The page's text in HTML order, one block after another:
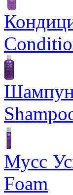
Мусс
Foam